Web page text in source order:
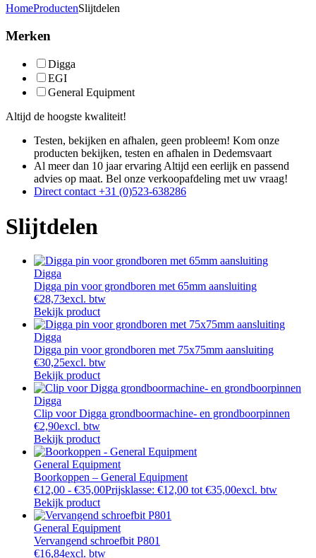
HomeProductenSlijtdelen
Merken
Digga
EGI
General Equipment
Altijd de hoogste kwaliteit!
Testen, bekijken en afhalen, geen probleem! Kom onze
producten bekijken, testen en afhalen in Dedemsvaart
Al meer dan 10 jaar ervaringAltijd een eerlijk en passend
advies op maat. Bel onze verkoopafdeling met uw vraag!
Direct contact +31 (0)523-638286
Slijtdelen
Digga
Digga pin voor grondboren met 65mm aansluiting
€28,73excl. btw
Bekijk product
Digga
Digga pin voor grondboren met 75x75mm aansluiting
€30,25excl. btw
Bekijk product
Digga
Clip voor Digga grondboormachine- en grondboorpinnen
€2,90excl. btw
Bekijk product
General Equipment
Boorkoppen – General Equipment
€12,00 - €35,00Prijsklasse: €12,00 tot €35,00excl. btw
Bekijk product
General Equipment
Vervangend schroefbit P801
€16,84excl. btw